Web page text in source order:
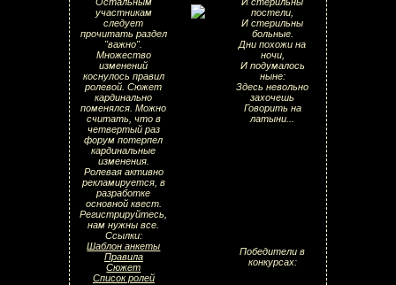
участникам
следует
прочитать раздел
"важно".
Множество
изменений
коснулось правил
ролевой. Сюжет
кардинально
поменялся. Можно
считать, что в
четвертый раз
форум потерпел
кардинальные
изменения.
Ролевая активно
рекламируется, в
разработке
основной квест.
Регистрируйтесь,
нам нужны все.
постели,
И стерильны
больные.
Дни похожи на
ночи,
И подумалось
ныне:
Здесь невольно
захочешь
Говорить на
латыни...
Ссылки:
Шаблон анкеты
Правила
Сюжет
Список ролей
Победители в
конкурсах: